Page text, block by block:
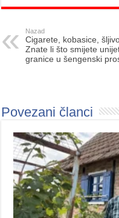
Nazad
Cigarete, kobasice,
Znate li što smijete
granice u šengenski
Povezani članci